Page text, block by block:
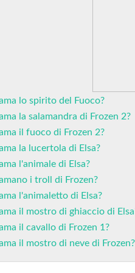
lo spirito del Fuoco?
la salamandra di Frozen 2?
il fuoco di Frozen 2?
la lucertola di Elsa?
l'animale di Elsa?
i troll di Frozen?
l'animaletto di Elsa?
il mostro di ghiaccio di
il cavallo di Frozen 1?
il mostro di neve di Frozen?